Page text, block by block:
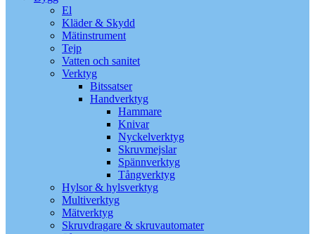
El
Kläder & Skydd
Mätinstrument
Tejp
Vatten och sanitet
Verktyg
Bitssatser
Handverktyg
Hammare
Knivar
Nyckelverktyg
Skruvmejslar
Spännverktyg
Tångverktyg
Hylsor & hylsverktyg
Multiverktyg
Mätverktyg
Skruvdragare & skruvautomater